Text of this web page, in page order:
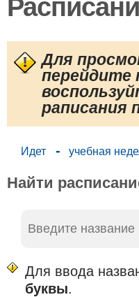
Для
перейдите
раписания
Идет - учебная
Найти
Для ввода
буквы.